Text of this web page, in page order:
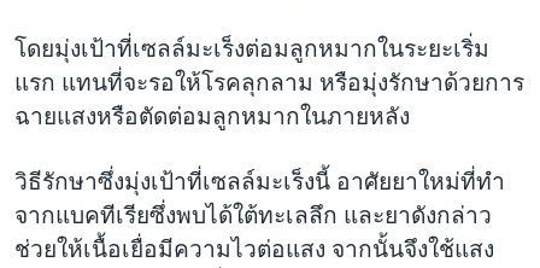
โดยมุ่งเป้าที่เซลล์มะเร็งต่อมลูกหมากในระยะเริ่ม
แรก แทนที่จะรอให้โรคลุกลาม หรือมุ่งรักษาด้วยการ
ฉายแสงหรือตัดต่อมลูกหมากในภายหลัง
วิธีรักษาซึ่งมุ่งเป้าที่เซลล์มะเร็งนี้ อาศัยยาใหม่ที่ทำ
จากแบคทีเรียซึ่งพบได้ใต้ทะเลลึก และยาดังกล่าว
ช่วยให้เนื้อเยื่อมีความไวต่อแสง จากนั้นจึงใช้แสง